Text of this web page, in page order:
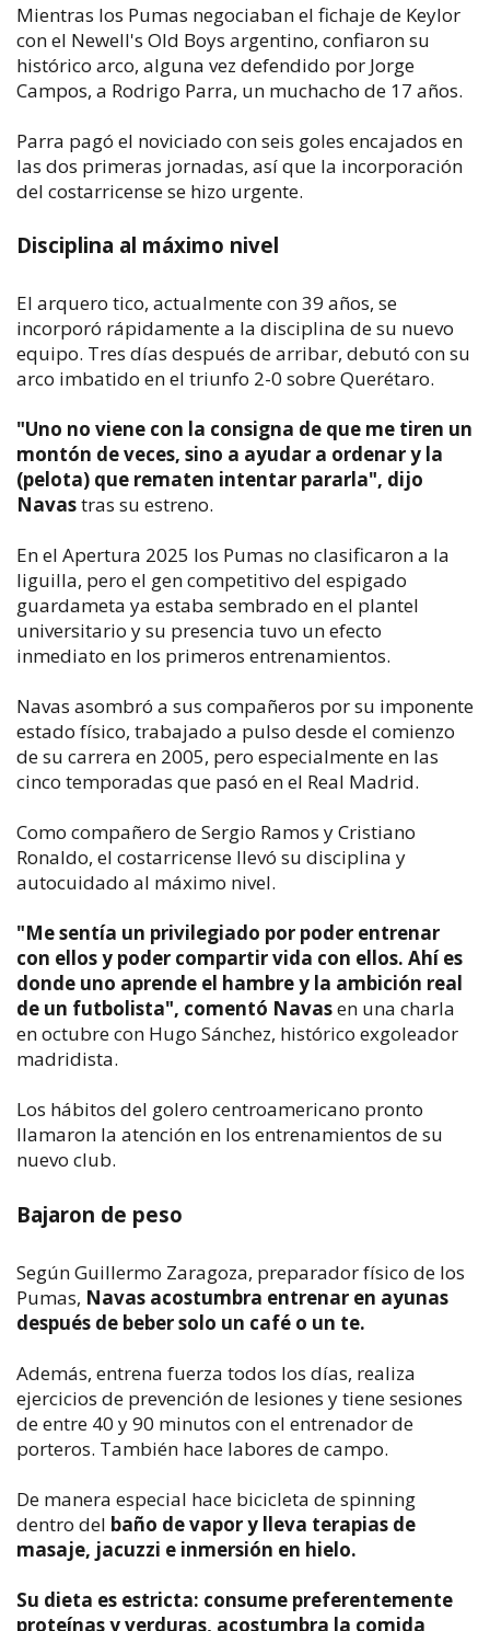
Mientras los Pumas negociaban el fichaje de Keylor
con el Newell's Old Boys argentino, confiaron su
histórico arco, alguna vez defendido por Jorge
Campos, a Rodrigo Parra, un muchacho de 17 años.
Parra pagó el noviciado con seis goles encajados en
las dos primeras jornadas, así que la incorporación
del costarricense se hizo urgente.
Disciplina al máximo nivel
El arquero tico, actualmente con 39 años, se
incorporó rápidamente a la disciplina de su nuevo
equipo. Tres días después de arribar, debutó con su
arco imbatido en el triunfo 2-0 sobre Querétaro.
"Uno no viene con la consigna de que me tiren un
montón de veces, sino a ayudar a ordenar y la
(pelota) que rematen intentar pararla", dijo
Navastras su estreno.
En el Apertura 2025 los Pumas no clasificaron a la
liguilla, pero el gen competitivo del espigado
guardameta ya estaba sembrado en el plantel
universitario y su presencia tuvo un efecto
inmediato en los primeros entrenamientos.
Navas asombró a sus compañeros por su imponente
estado físico, trabajado a pulso desde el comienzo
de su carrera en 2005, pero especialmente en las
cinco temporadas que pasó en el Real Madrid.
Como compañero de Sergio Ramos y Cristiano
Ronaldo, el costarricense llevó su disciplina y
autocuidado al máximo nivel.
"Me sentía un privilegiado por poder entrenar
con ellos y poder compartir vida con ellos. Ahí es
donde uno aprende el hambre y la ambición real
de un futbolista", comentó Navasen una charla
en octubre con Hugo Sánchez, histórico exgoleador
madridista.
Los hábitos del golero centroamericano pronto
llamaron la atención en los entrenamientos de su
nuevo club.
Bajaron de peso
Según Guillermo Zaragoza, preparador físico de los
Pumas, Navas acostumbra entrenar en ayunas
después de beber solo un café o un te.
Además, entrena fuerza todos los días, realiza
ejercicios de prevención de lesiones y tiene sesiones
de entre 40 y 90 minutos con el entrenador de
porteros. También hace labores de campo.
De manera especial hace bicicleta de spinning
dentro del baño de vapor y lleva terapias de
masaje, jacuzzi e inmersión en hielo.
Su dieta es estricta: consume preferentemente
proteínas y verduras, acostumbra la comida